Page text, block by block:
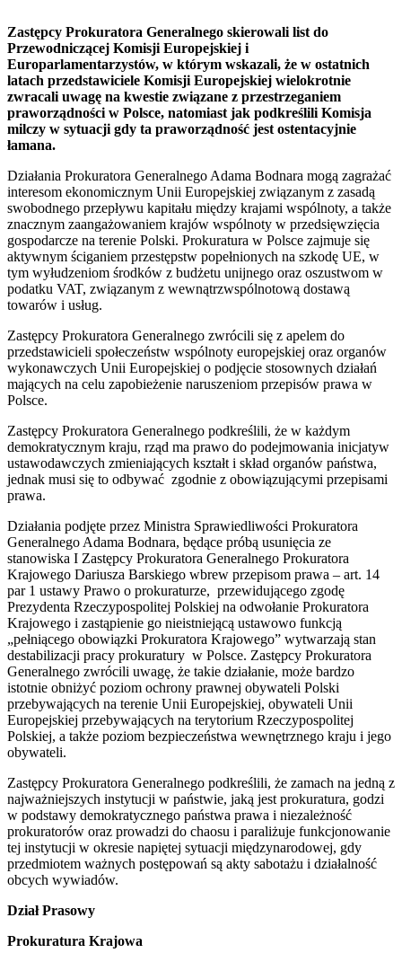
Zastępcy Prokuratora Generalnego skierowali list do
Przewodniczącej Komisji Europejskiej i
Europarlamentarzystów, w którym wskazali, że w ostatnich
latach przedstawiciele Komisji Europejskiej wielokrotnie
zwracali uwagę na kwestie związane z przestrzeganiem
praworządności w Polsce, natomiast jak podkreślili Komisja
milczy w sytuacji gdy ta praworządność jest ostentacyjnie
łamana.
Działania Prokuratora Generalnego Adama Bodnara mogą zagrażać
interesom ekonomicznym Unii Europejskiej związanym z zasadą
swobodnego przepływu kapitału między krajami wspólnoty, a także
znacznym zaangażowaniem krajów wspólnoty w przedsięwzięcia
gospodarcze na terenie Polski. Prokuratura w Polsce zajmuje się
aktywnym ściganiem przestępstw popełnionych na szkodę UE, w
tym wyłudzeniom środków z budżetu unijnego oraz oszustwom w
podatku VAT, związanym z wewnątrzwspólnotową dostawą
towarów i usług.
Zastępcy Prokuratora Generalnego zwrócili się z apelem do
przedstawicieli społeczeństw wspólnoty europejskiej oraz organów
wykonawczych Unii Europejskiej o podjęcie stosownych działań
mających na celu zapobieżenie naruszeniom przepisów prawa w
Polsce.
Zastępcy Prokuratora Generalnego podkreślili, że w każdym
demokratycznym kraju, rząd ma prawo do podejmowania inicjatyw
ustawodawczych zmieniających kształt i skład organów państwa,
jednak musi się to odbywać zgodnie z obowiązującymi przepisami
prawa.
Działania podjęte przez Ministra Sprawiedliwości Prokuratora
Generalnego Adama Bodnara, będące próbą usunięcia ze
stanowiska I Zastępcy Prokuratora Generalnego Prokuratora
Krajowego Dariusza Barskiego wbrew przepisom prawa – art. 14
par 1 ustawy Prawo o prokuraturze, przewidującego zgodę
Prezydenta Rzeczypospolitej Polskiej na odwołanie Prokuratora
Krajowego i zastąpienie go nieistniejącą ustawowo funkcją
„pełniącego obowiązki Prokuratora Krajowego” wytwarzają stan
destabilizacji pracy prokuratury w Polsce. Zastępcy Prokuratora
Generalnego zwrócili uwagę, że takie działanie, może bardzo
istotnie obniżyć poziom ochrony prawnej obywateli Polski
przebywających na terenie Unii Europejskiej, obywateli Unii
Europejskiej przebywających na terytorium Rzeczypospolitej
Polskiej, a także poziom bezpieczeństwa wewnętrznego kraju i jego
obywateli.
Zastępcy Prokuratora Generalnego podkreślili, że zamach na jedną z
najważniejszych instytucji w państwie, jaką jest prokuratura, godzi
w podstawy demokratycznego państwa prawa i niezależność
prokuratorów oraz prowadzi do chaosu i paraliżuje funkcjonowanie
tej instytucji w okresie napiętej sytuacji międzynarodowej, gdy
przedmiotem ważnych postępowań są akty sabotażu i działalność
obcych wywiadów.
Dział Prasowy
Prokuratura Krajowa